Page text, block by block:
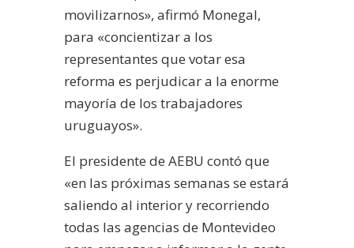
movilizarnos», afirmó Monegal,
para «concientizar a los
representantes que votar esa
reforma es perjudicar a la enorme
mayoría de los trabajadores
uruguayos».
El presidente de AEBU contó que
«en las próximas semanas se estará
saliendo al interior y recorriendo
todas las agencias de Montevideo